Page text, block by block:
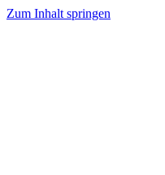
Zum Inhalt springen